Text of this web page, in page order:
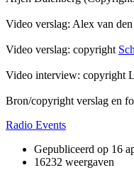
Video verslag: Alex van
Video verslag: copyright
Video interview: copyright
Bron/copyright verslag en
Radio Events
Gepubliceerd op 16
16232 weergaven